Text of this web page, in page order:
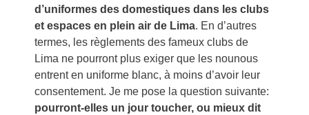
d’uniformes des domestiques dans les clubs
et espaces en plein air de Lima. En d’autres
termes, les règlements des fameux clubs de
Lima ne pourront plus exiger que les nounous
entrent en uniforme blanc, à moins d’avoir leur
consentement. Je me pose la question suivante:
pourront-elles un jour toucher, ou mieux dit